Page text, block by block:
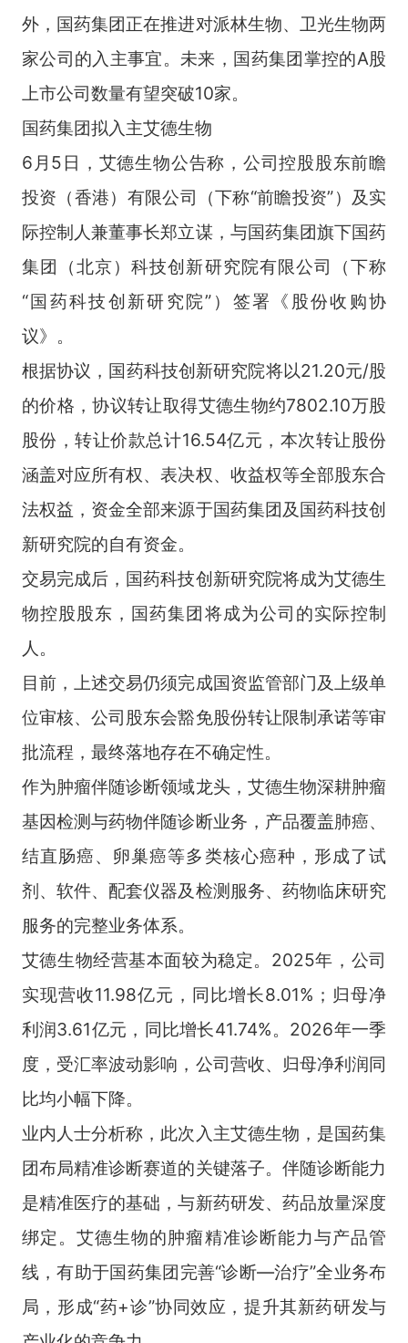
外，国药集团正在推进对派林生物、卫光生物两
家公司的入主事宜。未来，国药集团掌控的A股
上市公司数量有望突破10家。
国药集团拟入主艾德生物
6月5日，艾德生物公告称，公司控股股东前瞻
投资（香港）有限公司（下称“前瞻投资”）及实
际控制人兼董事长郑立谋，与国药集团旗下国药
集团（北京）科技创新研究院有限公司（下称
“国药科技创新研究院”）签署《股份收购协
议》。
根据协议，国药科技创新研究院将以21.20元/股
的价格，协议转让取得艾德生物约7802.10万股
股份，转让价款总计16.54亿元，本次转让股份
涵盖对应所有权、表决权、收益权等全部股东合
法权益，资金全部来源于国药集团及国药科技创
新研究院的自有资金。
交易完成后，国药科技创新研究院将成为艾德生
物控股股东，国药集团将成为公司的实际控制
人。
目前，上述交易仍须完成国资监管部门及上级单
位审核、公司股东会豁免股份转让限制承诺等审
批流程，最终落地存在不确定性。
作为肿瘤伴随诊断领域龙头，艾德生物深耕肿瘤
基因检测与药物伴随诊断业务，产品覆盖肺癌、
结直肠癌、卵巢癌等多类核心癌种，形成了试
剂、软件、配套仪器及检测服务、药物临床研究
服务的完整业务体系。
艾德生物经营基本面较为稳定。2025年，公司
实现营收11.98亿元，同比增长8.01%；归母净
利润3.61亿元，同比增长41.74%。2026年一季
度，受汇率波动影响，公司营收、归母净利润同
比均小幅下降。
业内人士分析称，此次入主艾德生物，是国药集
团布局精准诊断赛道的关键落子。伴随诊断能力
是精准医疗的基础，与新药研发、药品放量深度
绑定。艾德生物的肿瘤精准诊断能力与产品管
线，有助于国药集团完善“诊断—治疗”全业务布
局，形成“药+诊”协同效应，提升其新药研发与